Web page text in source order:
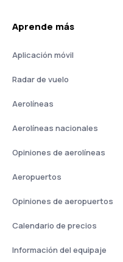
Aprende más
Aplicación móvil
Radar de vuelo
Aerolíneas
Aerolíneas nacionales
Opiniones de aerolíneas
Aeropuertos
Opiniones de aeropuertos
Calendario de precios
Información del equipaje